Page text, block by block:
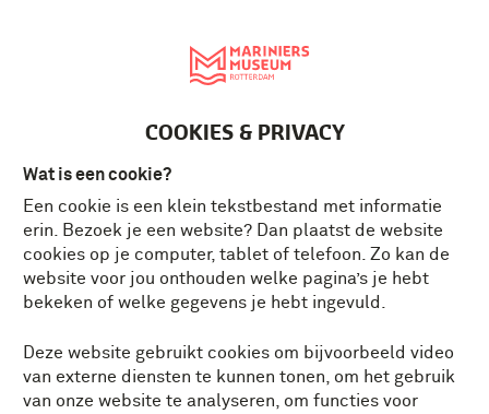
COOKIES & PRIVACY
Wat is een cookie?
Een cookie is een klein tekstbestand met informatie
erin. Bezoek je een website? Dan plaatst de website
cookies op je computer, tablet of telefoon. Zo kan de
website voor jou onthouden welke pagina’s je hebt
bekeken of welke gegevens je hebt ingevuld.
Deze website gebruikt cookies om bijvoorbeeld video
van externe diensten te kunnen tonen, om het gebruik
van onze website te analyseren, om functies voor